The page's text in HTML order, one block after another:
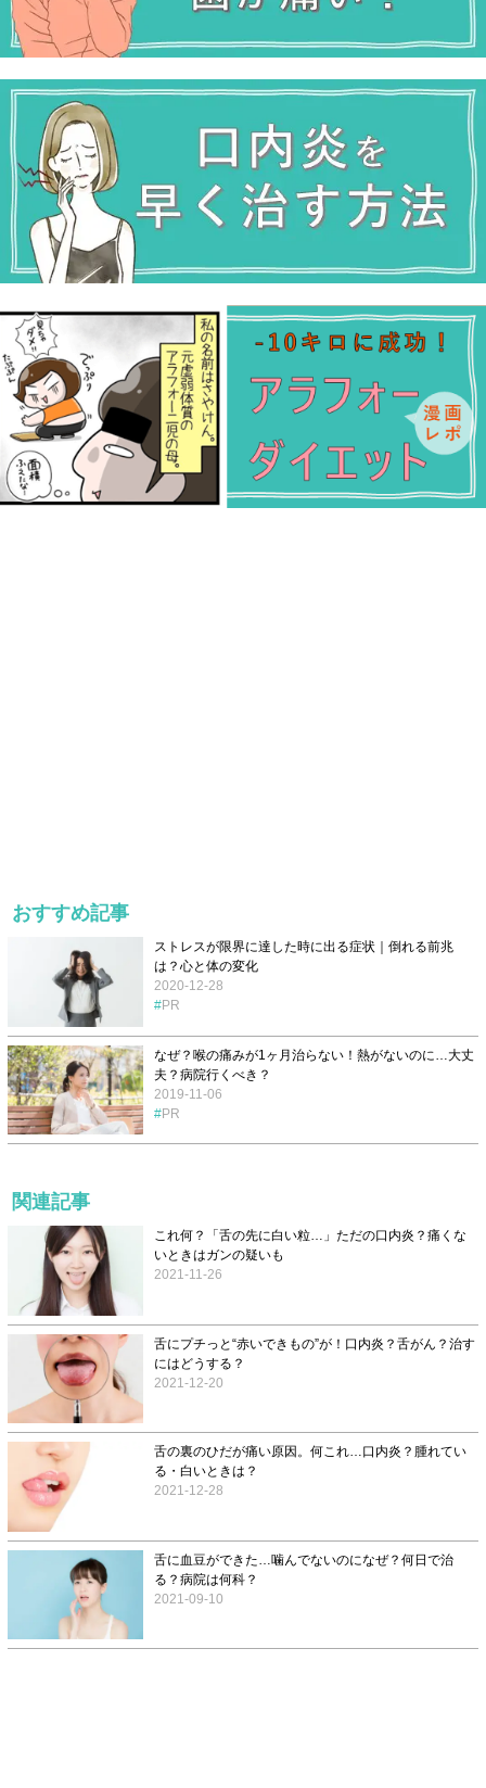
おすすめ記事
ストレスが限界に達した時に出る症状｜倒れる前兆
は？心と体の変化
2020-12-28
PR
なぜ？喉の痛みが1ヶ月治らない！熱がないのに…大丈
夫？病院行くべき？
2019-11-06
PR
関連記事
これ何？「舌の先に白い粒…」ただの口内炎？痛くな
いときはガンの疑いも
2021-11-26
舌にプチっと“赤いできもの”が！口内炎？舌がん？治す
にはどうする？
2021-12-20
舌の裏のひだが痛い原因。何これ…口内炎？腫れてい
る・白いときは？
2021-12-28
舌に血豆ができた…噛んでないのになぜ？何日で治
る？病院は何科？
2021-09-10